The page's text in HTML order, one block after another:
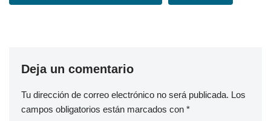
Deja un comentario
Tu dirección de correo electrónico no será publicada. Los
campos obligatorios están marcados con *